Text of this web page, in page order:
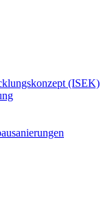
(ISEK)